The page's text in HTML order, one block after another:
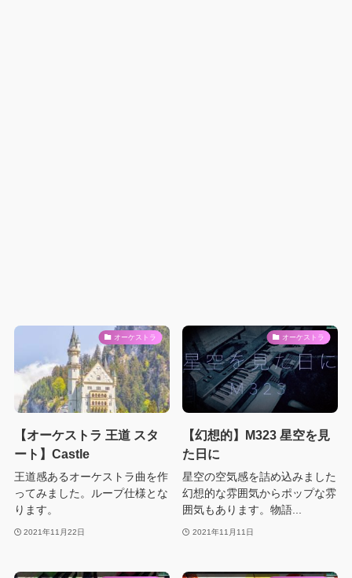
オーケストラ
【オーケストラ 王道 スタ
ート】Castle
王道感あるオーケストラ曲を作
ってみました。ループ仕様とな
ります。
2021年11月22日
オーケストラ
【幻想的】M323 星空を見
た日に
星空の空気感を詰め込みました
幻想的な雰囲気からポップな雰
囲気もあります。物語...
2021年11月11日